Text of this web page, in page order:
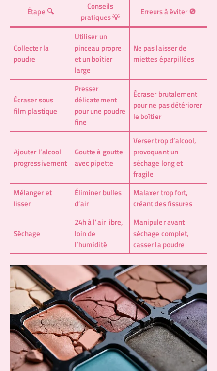
Étape 🔍
Conseils
pratiques 💡
Erreurs à éviter 🚫
Collecter la
poudre
Utiliser un
pinceau propre
et un boîtier
large
Ne pas laisser de
miettes éparpillées
Écraser sous
film plastique
Presser
délicatement
pour une poudre
fine
Écraser brutalement
pour ne pas détériorer
le boîtier
Ajouter l’alcool
progressivement
Goutte à goutte
avec pipette
Verser trop d’alcool,
provoquant un
séchage long et
fragile
Mélanger et
lisser
Éliminer bulles
d’air
Malaxer trop fort,
créant des fissures
Séchage
24h à l’air libre,
loin de
l’humidité
Manipuler avant
séchage complet,
casser la poudre